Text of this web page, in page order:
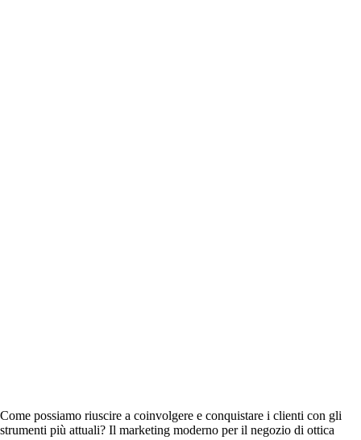
Come possiamo riuscire a coinvolgere e conquistare i clienti con gli
strumenti più attuali? Il marketing moderno per il negozio di ottica